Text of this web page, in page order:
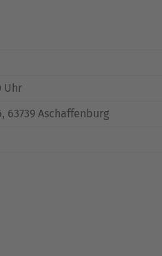
Uhr
63739 Aschaffenburg